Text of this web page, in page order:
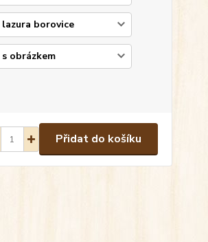
Přidat do košíku